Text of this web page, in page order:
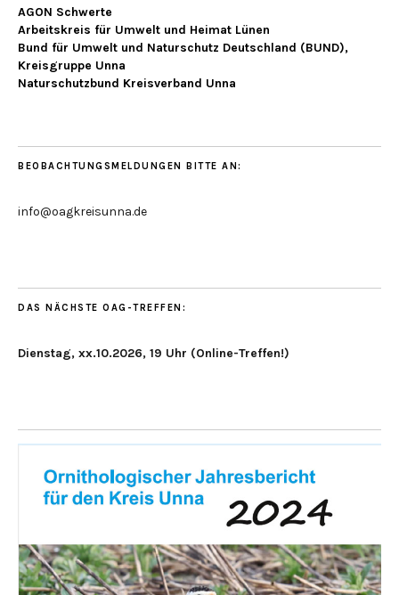
AGON Schwerte
Arbeitskreis für Umwelt und Heimat Lünen
Bund für Umwelt und Naturschutz Deutschland (BUND),
Kreisgruppe Unna
Naturschutzbund Kreisverband Unna
BEOBACHTUNGSMELDUNGEN BITTE AN:
info@oagkreisunna.de
DAS NÄCHSTE OAG-TREFFEN:
Dienstag, xx.10.2026, 19 Uhr (Online-Treffen!)